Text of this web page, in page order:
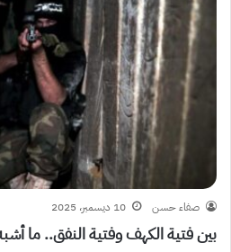
صفاء حسن 10 ديسمبر، 2025
بين فتية الكهف وفتية النفق.. ما